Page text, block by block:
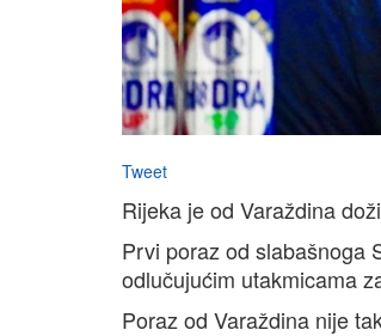
Tweet
Rijeka je od Varaždina
Prvi poraz od slabašnoga
odlučujućim utakmicama
Poraz od Varaždina nije